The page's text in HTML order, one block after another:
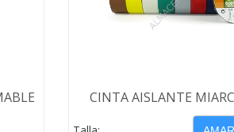
CINTA AISLANTE